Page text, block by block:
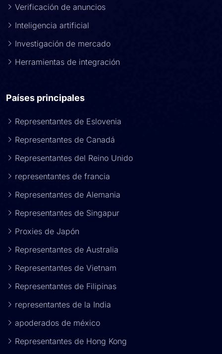
Verificación de anuncios
Inteligencia artificial
Investigación de mercado
Herramientas de integración
Países principales
Representantes de Eslovenia
Representantes de Canadá
Representantes del Reino Unido
representantes de francia
Representantes de Alemania
Representantes de Singapur
Proxies de Japón
Representantes de Australia
Representantes de Vietnam
Representantes de Filipinas
representantes de la India
apoderados de méxico
Representantes de Hong Kong